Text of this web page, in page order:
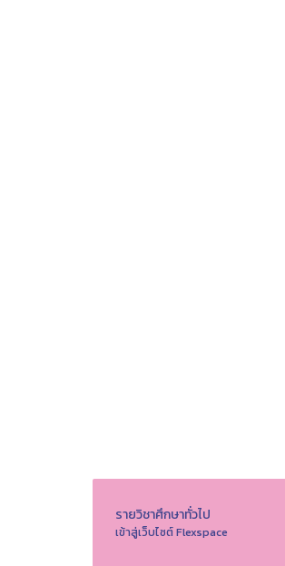
รายวิชาศึกษาทั่วไป
เข้าสู่เว็บไซต์ Flexspace